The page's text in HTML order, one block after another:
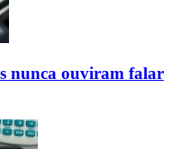
nunca ouviram falar